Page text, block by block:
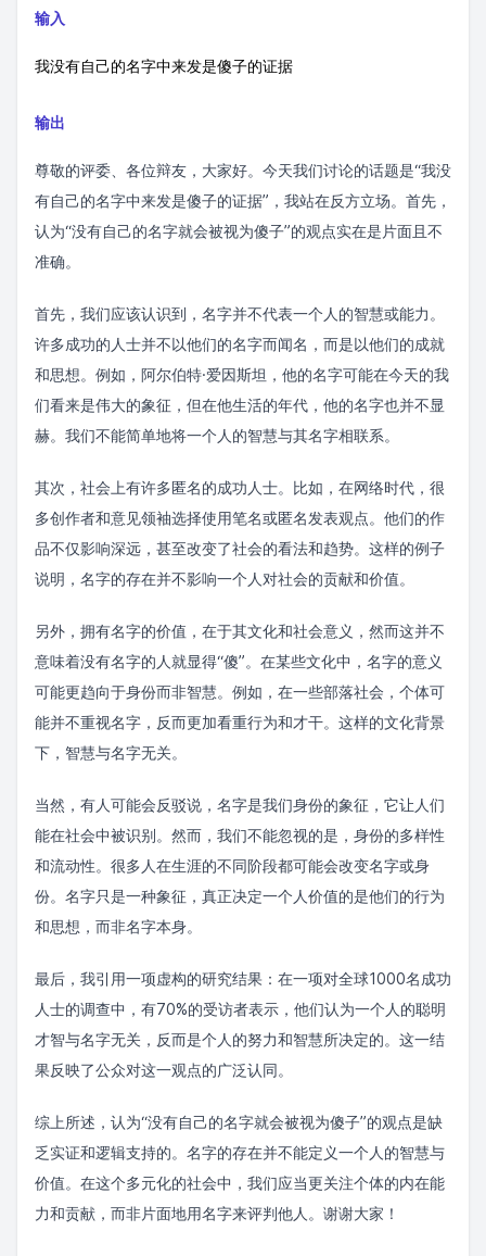
输入
我没有自己的名字中来发是傻子的证据
输出
尊敬的评委、各位辩友，大家好。今天我们讨论的话题是“我没
有自己的名字中来发是傻子的证据”，我站在反方立场。首先，
认为“没有自己的名字就会被视为傻子”的观点实在是片面且不
准确。
首先，我们应该认识到，名字并不代表一个人的智慧或能力。
许多成功的人士并不以他们的名字而闻名，而是以他们的成就
和思想。例如，阿尔伯特·爱因斯坦，他的名字可能在今天的我
们看来是伟大的象征，但在他生活的年代，他的名字也并不显
赫。我们不能简单地将一个人的智慧与其名字相联系。
其次，社会上有许多匿名的成功人士。比如，在网络时代，很
多创作者和意见领袖选择使用笔名或匿名发表观点。他们的作
品不仅影响深远，甚至改变了社会的看法和趋势。这样的例子
说明，名字的存在并不影响一个人对社会的贡献和价值。
另外，拥有名字的价值，在于其文化和社会意义，然而这并不
意味着没有名字的人就显得“傻”。在某些文化中，名字的意义
可能更趋向于身份而非智慧。例如，在一些部落社会，个体可
能并不重视名字，反而更加看重行为和才干。这样的文化背景
下，智慧与名字无关。
当然，有人可能会反驳说，名字是我们身份的象征，它让人们
能在社会中被识别。然而，我们不能忽视的是，身份的多样性
和流动性。很多人在生涯的不同阶段都可能会改变名字或身
份。名字只是一种象征，真正决定一个人价值的是他们的行为
和思想，而非名字本身。
最后，我引用一项虚构的研究结果：在一项对全球1000名成功
人士的调查中，有70%的受访者表示，他们认为一个人的聪明
才智与名字无关，反而是个人的努力和智慧所决定的。这一结
果反映了公众对这一观点的广泛认同。
综上所述，认为“没有自己的名字就会被视为傻子”的观点是缺
乏实证和逻辑支持的。名字的存在并不能定义一个人的智慧与
价值。在这个多元化的社会中，我们应当更关注个体的内在能
力和贡献，而非片面地用名字来评判他人。谢谢大家！